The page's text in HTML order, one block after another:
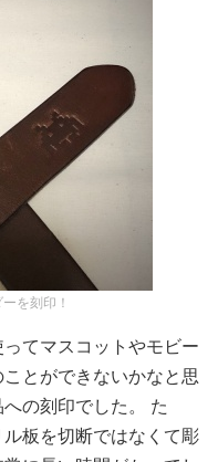
を刻印！
てマスコットやモビー
とができないかなと思
の刻印でした。 た
板を切断ではなくて彫